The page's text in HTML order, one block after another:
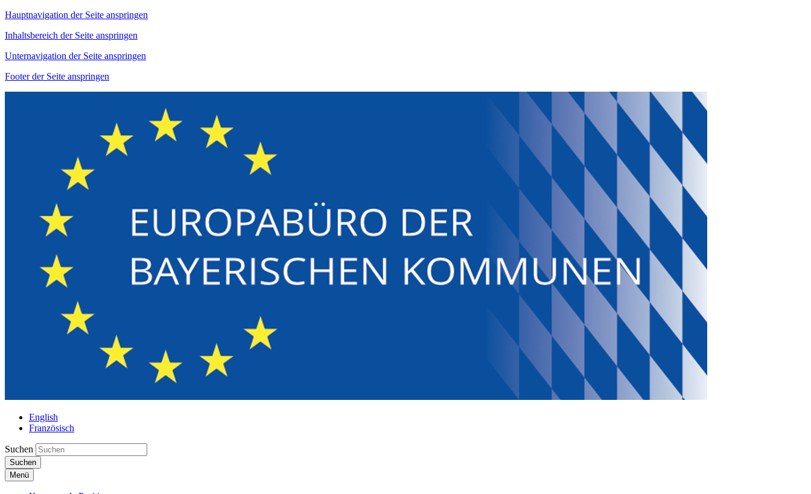
Hauptnavigation der Seite anspringen
Inhaltsbereich der Seite anspringen
Unternavigation der Seite anspringen
Footer der Seite anspringen
English
Französisch
Suchen
Suchen
Menü